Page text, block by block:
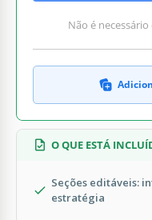
Não é
O QUE ESTÁ
Seções editáveis:
estratégia